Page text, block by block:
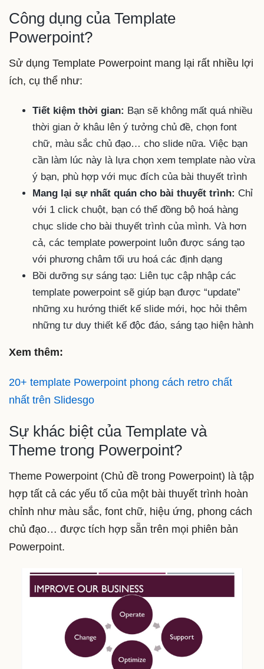
Công dụng của Template
Powerpoint?
Sử dụng Template Powerpoint mang lại rất nhiều lợi
ích, cụ thể như:
Tiết kiệm thời gian: Bạn sẽ không mất quá nhiều
thời gian ở khâu lên ý tưởng chủ đề, chọn font
chữ, màu sắc chủ đạo… cho slide nữa. Việc bạn
cần làm lúc này là lựa chọn xem template nào vừa
ý bạn, phù hợp với mục đích của bài thuyết trình
Mang lại sự nhất quán cho bài thuyết trình: Chỉ
với 1 click chuột, bạn có thể đồng bộ hoá hàng
chục slide cho bài thuyết trình của mình. Và hơn
cả, các template powerpoint luôn được sáng tạo
với phương châm tối ưu hoá các định dạng
Bồi dưỡng sự sáng tạo: Liên tục cập nhập các
template powerpoint sẽ giúp bạn được “update”
những xu hướng thiết kế slide mới, học hỏi thêm
những tư duy thiết kế độc đáo, sáng tạo hiện hành
Xem thêm:
20+ template Powerpoint phong cách retro chất
nhất trên Slidesgo
Sự khác biệt của Template và
Theme trong Powerpoint?
Theme Powerpoint (Chủ đề trong Powerpoint) là tập
hợp tất cả các yếu tố của một bài thuyết trình hoàn
chỉnh như màu sắc, font chữ, hiệu ứng, phong cách
chủ đạo… được tích hợp sẵn trên mọi phiên bản
Powerpoint.